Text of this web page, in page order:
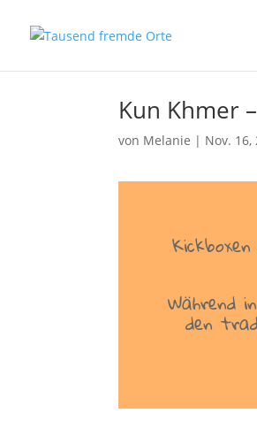
Kun Khmer
von Melanie | Nov. 16,
Während
den